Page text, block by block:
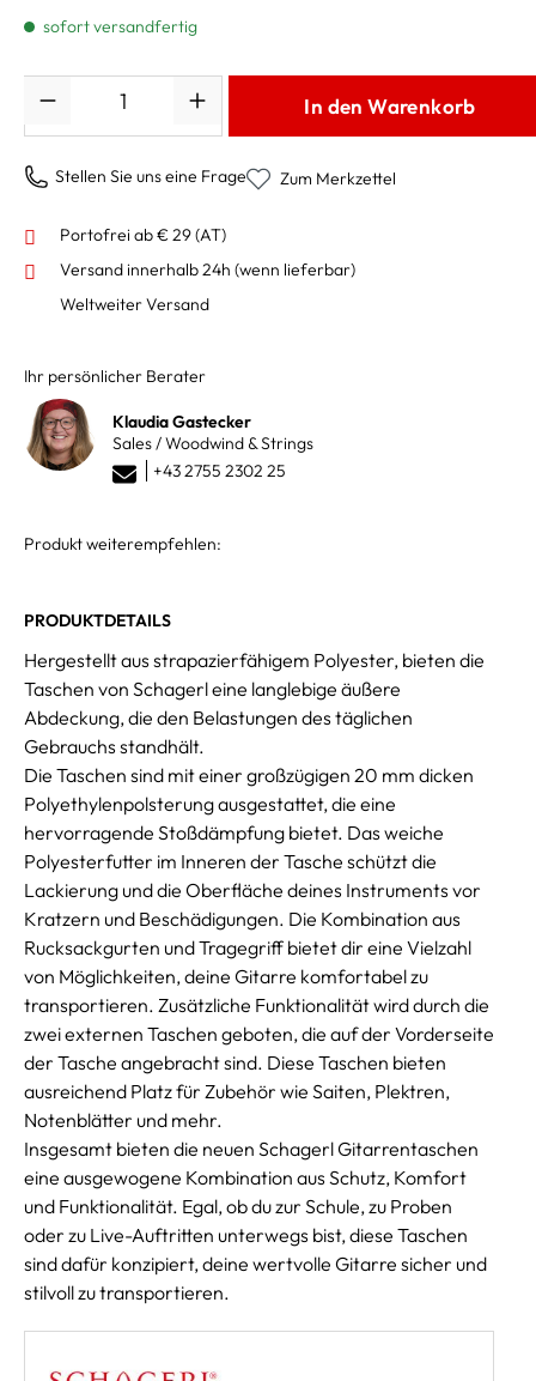
sofort versandfertig
In den Warenkorb
Stellen Sie uns eine Frage Zum Merkzettel
Portofrei ab € 29 (AT)
Versand innerhalb 24h (wenn lieferbar)
Weltweiter Versand
Ihr persönlicher Berater
Klaudia Gastecker
Sales / Woodwind & Strings
+43 2755 2302 25
Produkt weiterempfehlen:
PRODUKTDETAILS
Hergestellt aus strapazierfähigem Polyester, bieten die
Taschen von Schagerl eine langlebige äußere
Abdeckung, die den Belastungen des täglichen
Gebrauchs standhält.
Die Taschen sind mit einer großzügigen 20 mm dicken
Polyethylenpolsterung ausgestattet, die eine
hervorragende Stoßdämpfung bietet. Das weiche
Polyesterfutter im Inneren der Tasche schützt die
Lackierung und die Oberfläche deines Instruments vor
Kratzern und Beschädigungen. Die Kombination aus
Rucksackgurten und Tragegriff bietet dir eine Vielzahl
von Möglichkeiten, deine Gitarre komfortabel zu
transportieren. Zusätzliche Funktionalität wird durch die
zwei externen Taschen geboten, die auf der Vorderseite
der Tasche angebracht sind. Diese Taschen bieten
ausreichend Platz für Zubehör wie Saiten, Plektren,
Notenblätter und mehr.
Insgesamt bieten die neuen Schagerl Gitarrentaschen
eine ausgewogene Kombination aus Schutz, Komfort
und Funktionalität. Egal, ob du zur Schule, zu Proben
oder zu Live-Auftritten unterwegs bist, diese Taschen
sind dafür konzipiert, deine wertvolle Gitarre sicher und
stilvoll zu transportieren.